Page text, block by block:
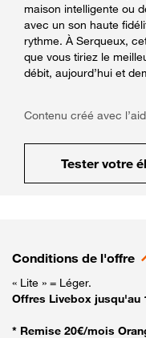
maison intelligente ou
avec un son haute
rythme. À Serqueux,
que vous tiriez le
débit, aujourd’hui et
Contenu créé avec
Tester votre
Conditions de l'offre
« Lite » = Léger.
Offres Livebox jusqu'au
* Remise 20€/mois